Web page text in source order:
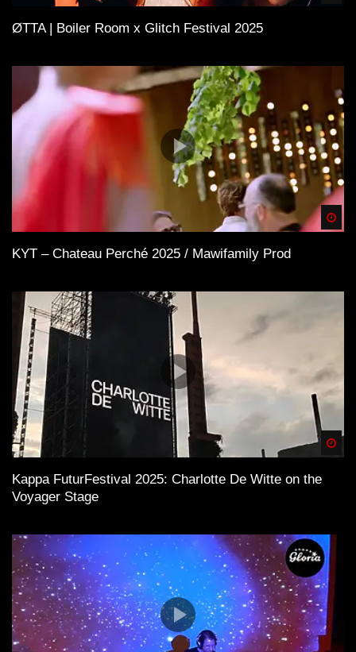
ØTTA | Boiler Room x Glitch Festival 2025
KYT – Chateau Perché 2025 / Mawifamily Prod
Kappa FuturFestival 2025: Charlotte De Witte on the
Voyager Stage